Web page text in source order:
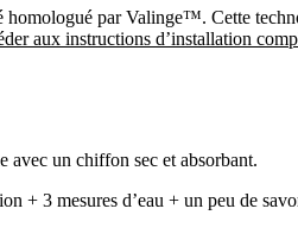
par Valinge™. Cette
aux instructions d’installation
avec un chiffon sec et absorbant.
3 mesures d’eau + un peu de